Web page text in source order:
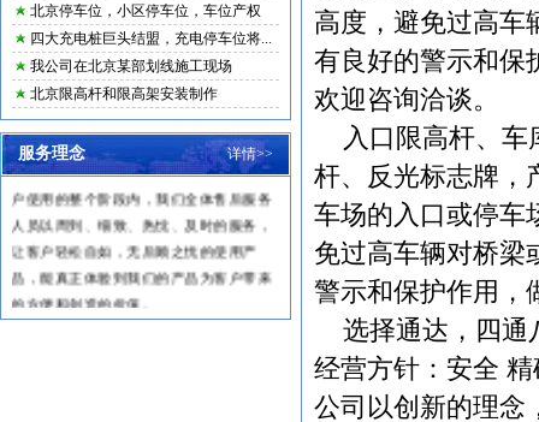
北京停车位，小区停车位，车位产权
四大充电桩巨头结盟，充电停车位将...
我公司在北京某部划线施工现场
北京限高杆和限高架安装制作
详情>>
服务理念
一、服务宗旨
客户购买我们产品，仅仅是与我们交
往的开始，是售后服务工作的开始，在客
户使用的整个阶段内，我们全体售后服务
人员以周到、细致、热忱、及时的服务，
让客户轻松自如，无后顾之忧的使用产
品，能真正体验到我们的产品为客户带来
的方便和创造的价值。
二、服务承诺及原则
高度，避免过高车
有良好的警示和保
欢迎咨询洽谈。
入口限高杆、车
杆、反光标志牌，
车场的入口或停车
免过高车辆对桥梁
警示和保护作用，
选择通达，四通
经营方针：安全
公司以创新的理念